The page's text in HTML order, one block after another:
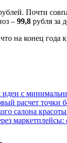
Почти
– 99,8 рубля за
на конец года
идеи с
расчет точки
салона
маркетплейсы: